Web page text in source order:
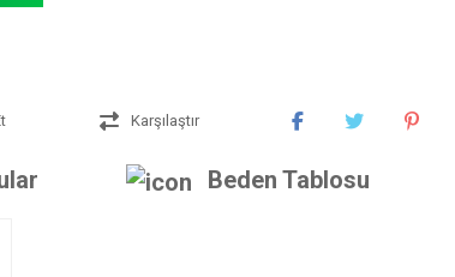
Karşılaştır
Beden Tablosu